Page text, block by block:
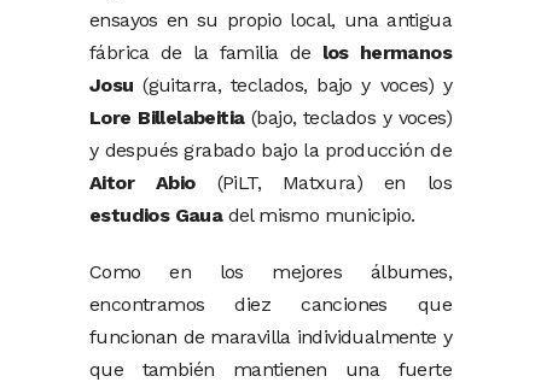
ensayos en su propio local, una antigua
fábrica de la familia de los hermanos
Josu (guitarra, teclados, bajo y voces) y
Lore Billelabeitia(bajo, teclados y voces)
y después grabado bajo la producción de
Aitor Abio(PiLT, Matxura) en los
estudios Gauadel mismo municipio.
Como en los mejores álbumes,
encontramos diez canciones que
funcionan de maravilla individualmente y
que también mantienen una fuerte